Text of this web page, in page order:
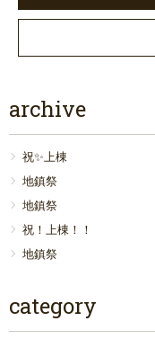
archive
祝✨上棟
地鎮祭
地鎮祭
祝！上棟！！
地鎮祭
category